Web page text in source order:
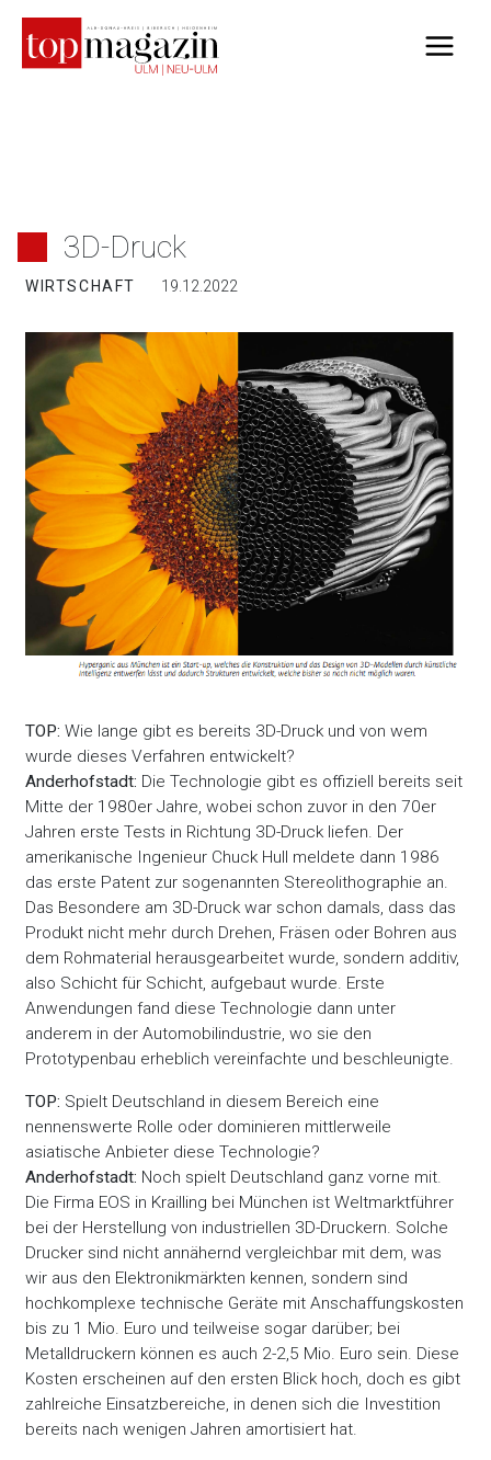
Inhalt
springen
3D-Druck
WIRTSCHAFT 19.12.2022
TOP: Wie lange gibt es bereits 3D-Druck und von wem
wurde dieses Verfahren entwickelt?
Anderhofstadt: Die Technologie gibt es offiziell bereits seit
Mitte der 1980er Jahre, wobei schon zuvor in den 70er
Jahren erste Tests in Richtung 3D-Druck liefen. Der
amerikanische Ingenieur Chuck Hull meldete dann 1986
das erste Patent zur sogenannten Stereolithographie an.
Das Besondere am 3D-Druck war schon damals, dass das
Produkt nicht mehr durch Drehen, Fräsen oder Bohren aus
dem Rohmaterial herausgearbeitet wurde, sondern additiv,
also Schicht für Schicht, aufgebaut wurde. Erste
Anwendungen fand diese Technologie dann unter
anderem in der Automobilindustrie, wo sie den
Prototypenbau erheblich vereinfachte und beschleunigte.
TOP: Spielt Deutschland in diesem Bereich eine
nennenswerte Rolle oder dominieren mittlerweile
asiatische Anbieter diese Technologie?
Anderhofstadt: Noch spielt Deutschland ganz vorne mit.
Die Firma EOS in Krailling bei München ist Weltmarktführer
bei der Herstellung von industriellen 3D-Druckern. Solche
Drucker sind nicht annähernd vergleichbar mit dem, was
wir aus den Elektronikmärkten kennen, sondern sind
hochkomplexe technische Geräte mit Anschaffungskosten
bis zu 1 Mio. Euro und teilweise sogar darüber; bei
Metalldruckern können es auch 2-2,5 Mio. Euro sein. Diese
Kosten erscheinen auf den ersten Blick hoch, doch es gibt
zahlreiche Einsatzbereiche, in denen sich die Investition
bereits nach wenigen Jahren amortisiert hat.